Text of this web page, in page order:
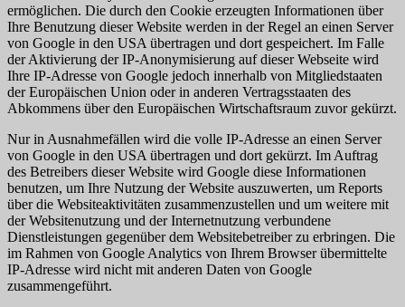
ermöglichen. Die durch den Cookie erzeugten Informationen über
Ihre Benutzung dieser Website werden in der Regel an einen Server
von Google in den USA übertragen und dort gespeichert. Im Falle
der Aktivierung der IP-Anonymisierung auf dieser Webseite wird
Ihre IP-Adresse von Google jedoch innerhalb von Mitgliedstaaten
der Europäischen Union oder in anderen Vertragsstaaten des
Abkommens über den Europäischen Wirtschaftsraum zuvor gekürzt.
Nur in Ausnahmefällen wird die volle IP-Adresse an einen Server
von Google in den USA übertragen und dort gekürzt. Im Auftrag
des Betreibers dieser Website wird Google diese Informationen
benutzen, um Ihre Nutzung der Website auszuwerten, um Reports
über die Websiteaktivitäten zusammenzustellen und um weitere mit
der Websitenutzung und der Internetnutzung verbundene
Dienstleistungen gegenüber dem Websitebetreiber zu erbringen. Die
im Rahmen von Google Analytics von Ihrem Browser übermittelte
IP-Adresse wird nicht mit anderen Daten von Google
zusammengeführt.